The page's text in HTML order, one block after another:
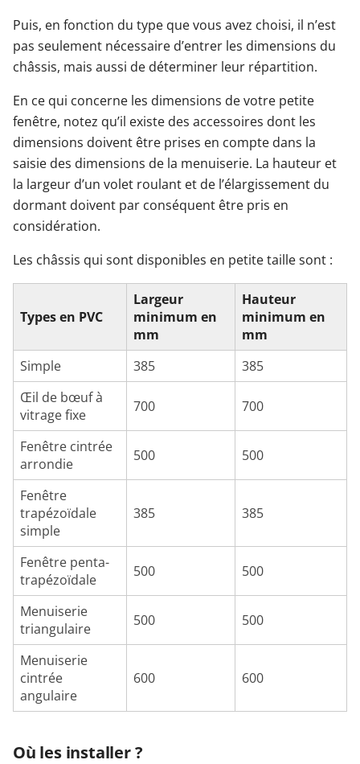
Puis, en fonction du type que vous avez choisi, il n’est
pas seulement nécessaire d’entrer les dimensions du
châssis, mais aussi de déterminer leur répartition.
En ce qui concerne les dimensions de votre petite
fenêtre, notez qu’il existe des accessoires dont les
dimensions doivent être prises en compte dans la
saisie des dimensions de la menuiserie. La hauteur et
la largeur d’un volet roulant et de l’élargissement du
dormant doivent par conséquent être pris en
considération.
Les châssis qui sont disponibles en petite taille sont :
Types en PVC
Largeur
minimum en
mm
Hauteur
minimum en
mm
Simple
385
385
Œil de bœuf à
vitrage fixe
700 700
Fenêtre cintrée
arrondie
500 500
Fenêtre
trapézoïdale
simple
385 385
Fenêtre penta-
trapézoïdale
500 500
Menuiserie
triangulaire
500 500
Menuiserie
cintrée
angulaire
600 600
Où les installer ?